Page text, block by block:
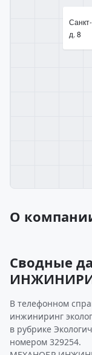
д. 8
О
Сводные
В телефонном
инжиниринг
в рубрике
номером 329254.